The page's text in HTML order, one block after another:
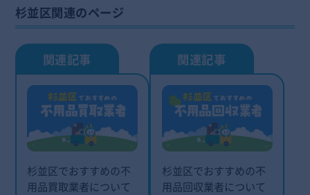
杉並区関連のページ
杉並区でおすすめの不
用品買取業者について
杉並区でおすすめの不
用品回収業者について